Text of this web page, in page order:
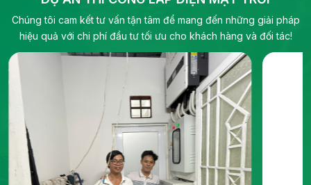
Chúng tôi cam kết tư vấn tận tâm để mang đến những giải pháp
hiệu quả với chi phí đầu tư tối ưu cho khách hàng và đối tác!